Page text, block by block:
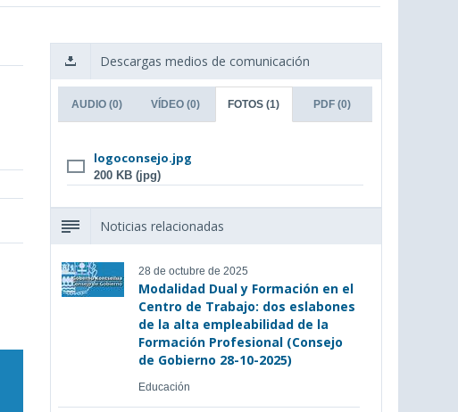
Descargas medios de comunicación
AUDIO(0) VÍDEO(0) FOTOS (1) PDF (0)
logoconsejo.jpg
200 KB (jpg)
Noticias relacionadas
28 de octubre de 2025
Modalidad Dual y Formación en el
Centro de Trabajo: dos eslabones
de la alta empleabilidad de la
Formación Profesional (Consejo
de Gobierno 28-10-2025)
Educación